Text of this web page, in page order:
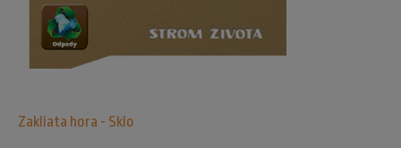
Zakliata hora - Sklo